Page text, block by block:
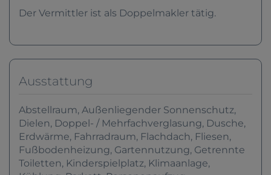
Der Vermittler ist als Doppelmakler tätig.
Ausstattung
Abstellraum Außenliegender Sonnenschutz
Dielen Doppel- / Mehrfachverglasung Dusche
Erdwärme Fahrradraum Flachdach Fliesen
Fußbodenheizung Gartennutzung Getrennte
Toiletten Kinderspielplatz Klimaanlage